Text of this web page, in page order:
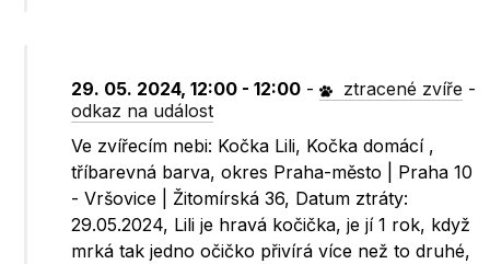
29. 05. 2024, 12:00 - 12:00 - ztracené zvíře -
odkaz na událost
Ve zvířecím nebi: Kočka Lili, Kočka domácí ,
tříbarevná barva, okres Praha-město | Praha 10
- Vršovice | Žitomírská 36, Datum ztráty:
29.05.2024, Lili je hravá kočička, je jí 1 rok, když
mrká tak jedno očičko přivírá více než to druhé,